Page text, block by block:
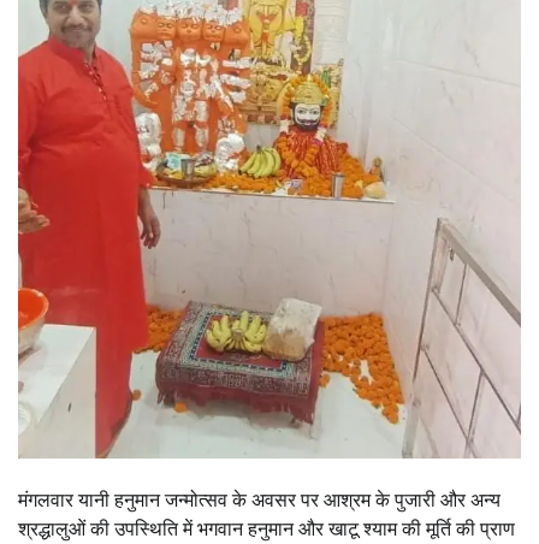
मंगलवार यानी हनुमान जन्मोत्सव के अवसर पर आश्रम के पुजारी और अन्य
श्रद्धालुओं की उपस्थिति में भगवान हनुमान और खाटू श्याम की मूर्ति की प्राण